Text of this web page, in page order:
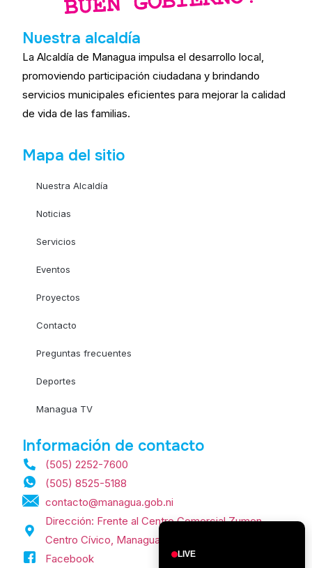
Nuestra alcaldía
La Alcaldía de Managua impulsa el desarrollo local,
promoviendo participación ciudadana y brindando
servicios municipales eficientes para mejorar la calidad
de vida de las familias.
Mapa del sitio
Nuestra Alcaldía
Noticias
Servicios
Eventos
Proyectos
Contacto
Preguntas frecuentes
Deportes
Managua TV
Información de contacto
(505) 2252-7600
(505) 8525-5188
contacto@managua.gob.ni
Dirección: Frente al Centro Comercial Zumen,
Centro Cívico, Managua, Nicaragua.
Facebook
LIVE